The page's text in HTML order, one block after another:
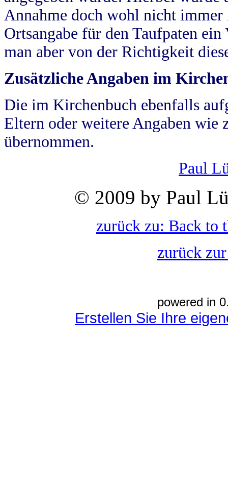
Annahme doch wohl nicht
Ortsangabe für den Taufpaten
man aber von der Richtigkeit
Zusätzliche Angaben im
Die im Kirchenbuch ebenfalls
Eltern oder weitere Angaben wie
übernommen.
Paul
© 2009 by Paul
zurück zu: Back to
zurück
powered in
Erstellen Sie Ihre